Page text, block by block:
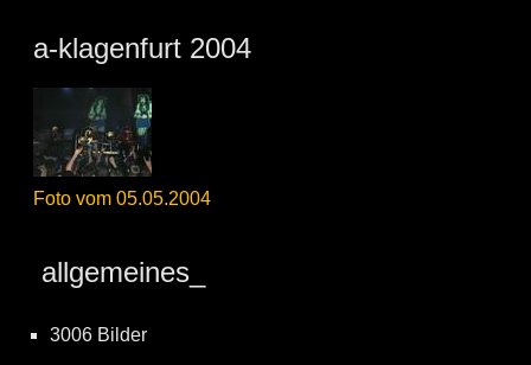
a-klagenfurt 2004
Foto vom 05.05.2004
allgemeines_
3006 Bilder